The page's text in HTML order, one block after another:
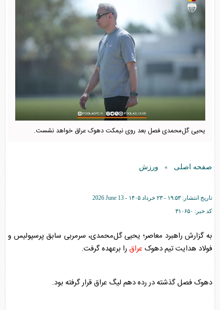
یحیی گل‌محمدی فصل بعد روی نیمکت دهوک عراق خواهد نشست.
صفحه اصلی » ورزش
تاریخ انتشار: ۱۹:۵۳ - ۲۳ خرداد ۱۴۰۵ -
2026 June 13
کد خبر: ۳۱۰۶۵۰
به گزارش راهبرد معاصر؛ یحیی گل‌محمدی، سرمربی سابق پرسپولیس و
فولاد هدایت تیم دهوک عراق را برعهده گرفت.
دهوک فصل گذشته در رده دهم لیگ عراق قرار گرفته بود.